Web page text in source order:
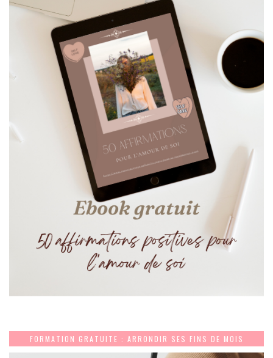
FORMATION GRATUITE : ARRONDIR SES FINS DE MOIS